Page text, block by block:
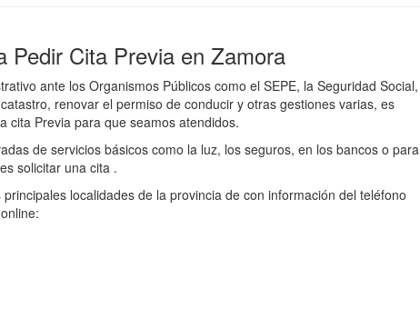
Pedir Cita Previa en Zamora
ante los Organismos Públicos como el SEPE, la Seguridad Social,
renovar el permiso de conducir y otras gestiones varias, es
cita Previa para que seamos atendidos.
de servicios básicos como la luz, los seguros, en los bancos o para
solicitar una cita .
localidades de la provincia de con información del teléfono